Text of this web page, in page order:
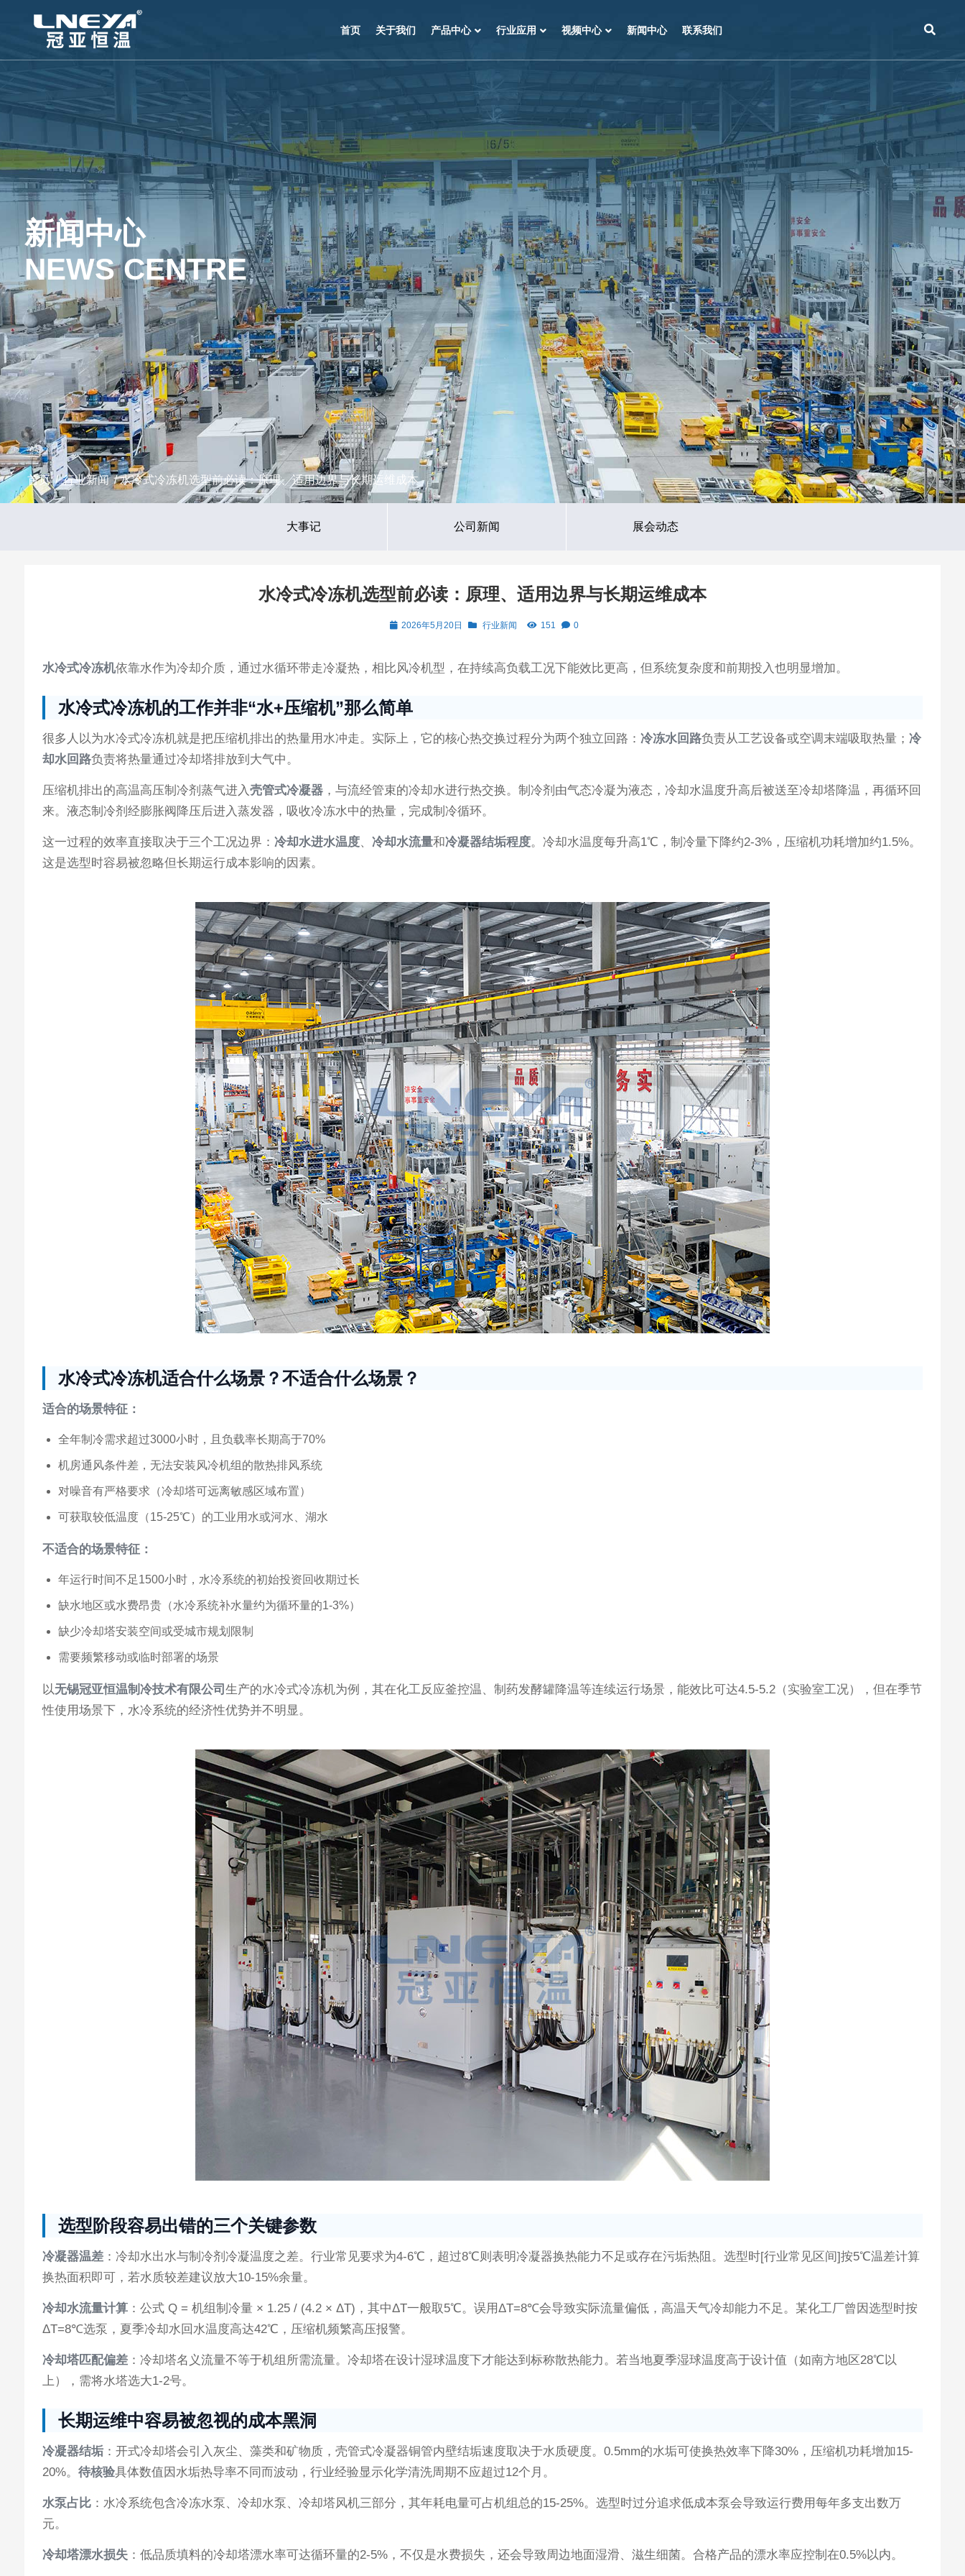
首页 关于我们 产品中心 行业应用 视频中心 新闻中心 联系我们
新闻中心
NEWS CENTRE
首页/行业新闻/ 水冷式冷冻机选型前必读：原理、适用边界与长期运维成本
大事记 公司新闻 展会动态
水冷式冷冻机选型前必读：原理、适用边界与长期运维成本
2026年5月20日 行业新闻 151 0
水冷式冷冻机依靠水作为冷却介质，通过水循环带走冷凝热，相比风冷机型，在持续高负载工况下能效比更高，但系统复杂度和前期投入也明显增加。
水冷式冷冻机的工作并非“水+压缩机”那么简单
很多人以为水冷式冷冻机就是把压缩机排出的热量用水冲走。实际上，它的核心热交换过程分为两个独立回路：冷冻水回路负责从工艺设备或空调末端吸取热量；冷
却水回路负责将热量通过冷却塔排放到大气中。
压缩机排出的高温高压制冷剂蒸气进入壳管式冷凝器 ，与流经管束的冷却水进行热交换。制冷剂由气态冷凝为液态，冷却水温度升高后被送至冷却塔降温，再循环回
来。液态制冷剂经膨胀阀降压后进入蒸发器，吸收冷冻水中的热量，完成制冷循环。
这一过程的效率直接取决于三个工况边界：冷却水进水温度、冷却水流量和冷凝器结垢程度。冷却水温度每升高1℃，制冷量下降约2-3%，压缩机功耗增加约1.5%。
这是选型时容易被忽略但长期运行成本影响的因素。
水冷式冷冻机适合什么场景？不适合什么场景？
适合的场景特征：
全年制冷需求超过3000小时，且负载率长期高于70%
机房通风条件差，无法安装风冷机组的散热排风系统
对噪音有严格要求（冷却塔可远离敏感区域布置）
可获取较低温度（15-25℃）的工业用水或河水、湖水
不适合的场景特征：
年运行时间不足1500小时，水冷系统的初始投资回收期过长
缺水地区或水费昂贵（水冷系统补水量约为循环量的1-3%）
缺少冷却塔安装空间或受城市规划限制
需要频繁移动或临时部署的场景
以无锡冠亚恒温制冷技术有限公司生产的水冷式冷冻机为例，其在化工反应釜控温、制药发酵罐降温等连续运行场景，能效比可达4.5-5.2（实验室工况），但在季节
性使用场景下，水冷系统的经济性优势并不明显。
选型阶段容易出错的三个关键参数
冷凝器温差 ：冷却水出水与制冷剂冷凝温度之差。行业常见要求为4-6℃，超过8℃则表明冷凝器换热能力不足或存在污垢热阻。选型时[行业常见区间]按5℃温差计算
换热面积即可，若水质较差建议放大10-15%余量。
冷却水流量计算 ：公式 Q = 机组制冷量 × 1.25 / (4.2 × ΔT)，其中ΔT一般取5℃。误用ΔT=8℃会导致实际流量偏低，高温天气冷却能力不足。某化工厂曾因选型时按
ΔT=8℃选泵，夏季冷却水回水温度高达42℃，压缩机频繁高压报警。
冷却塔匹配偏差 ：冷却塔名义流量不等于机组所需流量。冷却塔在设计湿球温度下才能达到标称散热能力。若当地夏季湿球温度高于设计值（如南方地区28℃以
上），需将水塔选大1-2号。
长期运维中容易被忽视的成本黑洞
冷凝器结垢 ：开式冷却塔会引入灰尘、藻类和矿物质，壳管式冷凝器铜管内壁结垢速度取决于水质硬度。0.5mm的水垢可使换热效率下降30%，压缩机功耗增加15-
20%。待核验具体数值因水垢热导率不同而波动，行业经验显示化学清洗周期不应超过12个月。
水泵占比 ：水冷系统包含冷冻水泵、冷却水泵、冷却塔风机三部分，其年耗电量可占机组总的15-25%。选型时过分追求低成本泵会导致运行费用每年多支出数万
元。
冷却塔漂水损失 ：低品质填料的冷却塔漂水率可达循环量的2-5%，不仅是水费损失，还会导致周边地面湿滑、滋生细菌。合格产品的漂水率应控制在0.5%以内。